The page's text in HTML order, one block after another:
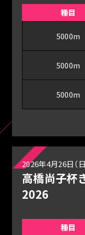
種目
5000m
5000m
5000m
2026年4月26日（日
高橋尚子杯
2026
種目